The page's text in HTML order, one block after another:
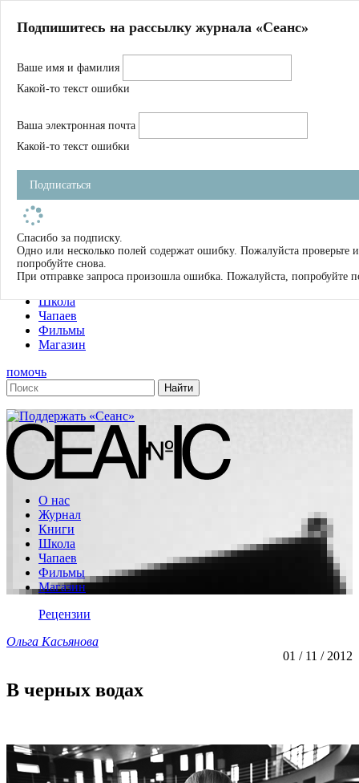
Магазин
Журнал
Школа
Устав
Фильмы
Имена
Тэги
О нас
Журнал
Книги
Школа
Чапаев
Фильмы
Магазин
помочь
О нас
Журнал
Книги
Школа
Чапаев
Фильмы
Магазин
Рецензии
Ольга Касьянова
01 / 11 / 2012
В черных водах
Подпишитесь на рассылку журнала «Сеанс»
Ваше имя и фамилия
Какой-то текст ошибки
Ваша электронная почта
Какой-то текст ошибки
Подписаться
Спасибо за подписку.
Одно или несколько полей содержат ошибку. Пожалуйста проверьте и
попробуйте снова.
При отправке запроса произошла ошибка. Пожалуйста, попробуйте